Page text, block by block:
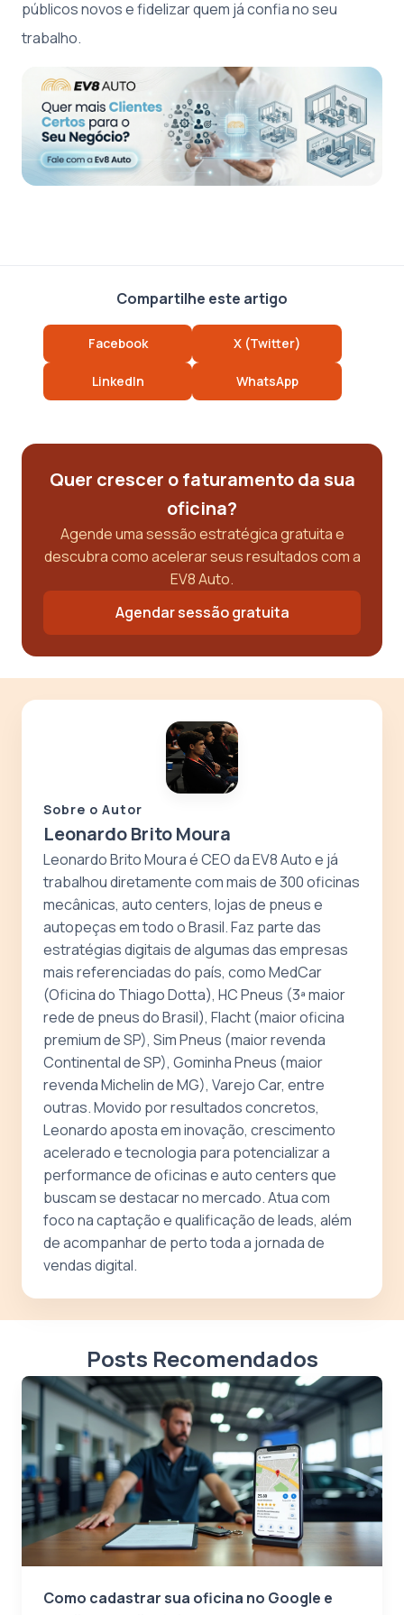
públicos novos e fidelizar quem já confia no seu
trabalho.
Compartilhe este artigo
Facebook X (Twitter)
LinkedIn WhatsApp
Quer crescer o faturamento da sua
oficina?
Agende uma sessão estratégica gratuita e
descubra como acelerar seus resultados com a
EV8 Auto.
Agendar sessão gratuita
Sobre o Autor
Leonardo Brito Moura
Leonardo Brito Moura é CEO da EV8 Auto e já
trabalhou diretamente com mais de 300 oficinas
mecânicas, auto centers, lojas de pneus e
autopeças em todo o Brasil. Faz parte das
estratégias digitais de algumas das empresas
mais referenciadas do país, como MedCar
(Oficina do Thiago Dotta), HC Pneus (3ª maior
rede de pneus do Brasil), Flacht (maior oficina
premium de SP), Sim Pneus (maior revenda
Continental de SP), Gominha Pneus (maior
revenda Michelin de MG), Varejo Car, entre
outras. Movido por resultados concretos,
Leonardo aposta em inovação, crescimento
acelerado e tecnologia para potencializar a
performance de oficinas e auto centers que
buscam se destacar no mercado. Atua com
foco na captação e qualificação de leads, além
de acompanhar de perto toda a jornada de
vendas digital.
Posts Recomendados
Como cadastrar sua oficina no Google e